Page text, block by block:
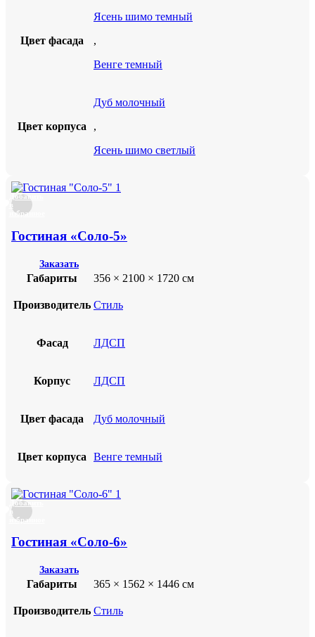
Цвет фасада
Ясень шимо темный
,
Венге темный
Цвет корпуса
Дуб молочный
,
Ясень шимо светлый
Добавить
в
избранное
Гостиная «Соло-5»
Заказать
Габариты 356 × 2100 × 1720 см
Производитель Стиль
Фасад ЛДСП
Корпус ЛДСП
Цвет фасада Дуб молочный
Цвет корпуса Венге темный
Добавить
в
избранное
Гостиная «Соло-6»
Заказать
Габариты 365 × 1562 × 1446 см
Производитель Стиль